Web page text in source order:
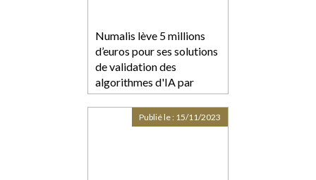
Numalis lève 5 millions
d’euros pour ses solutions
de validation des
algorithmes d'IA par
méthode formelle
Publié le : 15/11/2023